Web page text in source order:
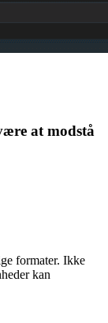
at modstå
formater. Ikke
kan